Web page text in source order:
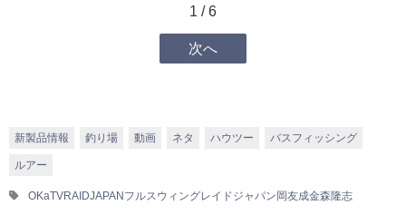
1 / 6
次へ
新製品情報 釣り場 動画 ネタ ハウツー バスフィッシング
ルアー
OKaTVRAIDJAPAN フルスウィングレイドジャパン 岡友成金森隆志